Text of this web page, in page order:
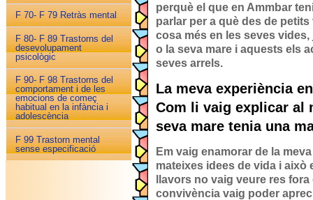
F 70- F 79 Retràs mental
F 80- F 89 Trastorns del
desevolupament
psicològic
F 90- F 98 Trastorns del
comportament i de les
emocions de começ
habitual en la infància i
adolescència
F 99 Trastorn mental
sense especificació
perquè el que en Ammbar
parlar per a què des de
cosa més en les seves
o la seva mare i aquests els
seves arrels.
La meva experiència
Com li vaig explicar al
seva mare tenia una
Em vaig enamorar de la
mateixes idees de vida i això
llavors no vaig veure res
convivència vaig poder